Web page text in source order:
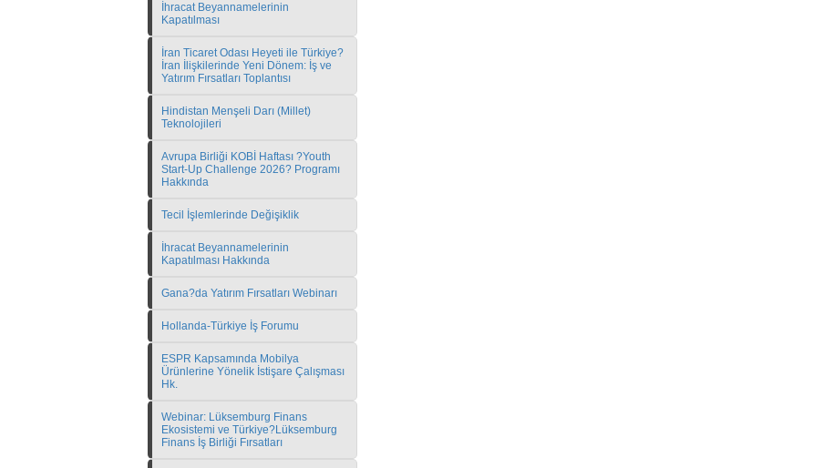
İhracat Beyannamelerinin
Kapatılması
İran Ticaret Odası Heyeti ile Türkiye?
İran İlişkilerinde Yeni Dönem: İş ve
Yatırım Fırsatları Toplantısı
Hindistan Menşeli Darı (Millet)
Teknolojileri
Avrupa Birliği KOBİ Haftası ?Youth
Start-Up Challenge 2026? Programı
Hakkında
Tecil İşlemlerinde Değişiklik
İhracat Beyannamelerinin
Kapatılması Hakkında
Gana?da Yatırım Fırsatları Webinarı
Hollanda-Türkiye İş Forumu
ESPR Kapsamında Mobilya
Ürünlerine Yönelik İstişare Çalışması
Hk.
Webinar: Lüksemburg Finans
Ekosistemi ve Türkiye?Lüksemburg
Finans İş Birliği Fırsatları